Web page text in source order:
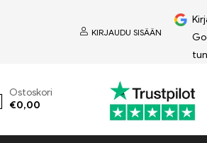
KIRJAUDU SISÄÄN
Ostoskori
€0,00